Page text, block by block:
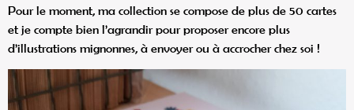
Pour le moment, ma collection se compose de plus de 50 cartes
et je compte bien l’agrandir pour proposer encore plus
d’illustrations mignonnes, à envoyer ou à accrocher chez soi !